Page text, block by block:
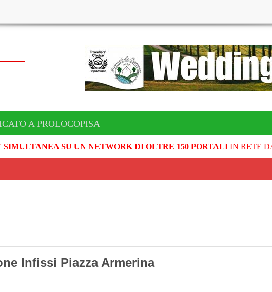
A PROLOCOPISA
SIMULTANEA SU UN NETWORK DI OLTRE 150 PORTALIIN RETE
Infissi Piazza Armerina